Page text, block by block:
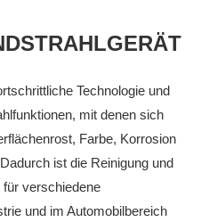
Technologie und
mit denen sich
Farbe, Korrosion
ist die Reinigung und
verschiedene
und im Automobilbereich